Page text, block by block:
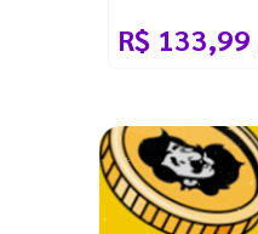
R$ 133,99